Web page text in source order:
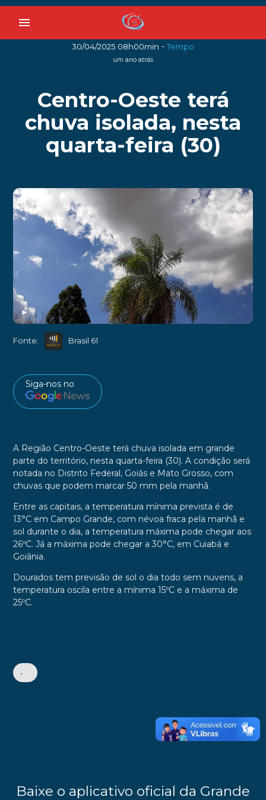
menu
30/04/2025 08h00min -Tempo
um ano atrás
Centro-Oeste terá
chuva isolada, nesta
quarta-feira (30)
►
Fonte: Brasil 61
Siga-nos no
A Região Centro-Oeste terá chuva isolada em grande
parte do território, nesta quarta-feira (30). A condição será
notada no Distrito Federal, Goiás e Mato Grosso, com
chuvas que podem marcar 50 mm pela manhã.
Entre as capitais, a temperatura mínima prevista é de
13°C em Campo Grande, com névoa fraca pela manhã e
sol durante o dia, a temperatura máxima pode chegar aos
26ºC. Já a máxima pode chegar a 30°C, em Cuiabá e
Goiânia.
Dourados tem previsão de sol o dia todo sem nuvens, a
temperatura oscila entre a mínima 15ºCe a máxima de
25ºC.
•
Baixe o aplicativo oficial da Grande